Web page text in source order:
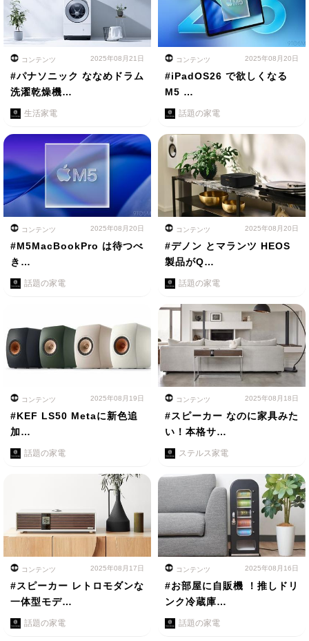
コンテンツ 2025年08月21日
#パナソニック ななめドラム
洗濯乾燥機…
生活家電
コンテンツ 2025年08月20日
#iPadOS26 で欲しくなる
M5 …
話題の家電
コンテンツ 2025年08月20日
#M5MacBookPro は待つべ
き…
話題の家電
コンテンツ 2025年08月20日
#デノン とマランツ HEOS
製品がQ…
話題の家電
コンテンツ 2025年08月19日
#KEF LS50 Metaに新色追
加…
話題の家電
コンテンツ 2025年08月18日
#スピーカー なのに家具みた
い！本格サ…
ステルス家電
コンテンツ 2025年08月17日
#スピーカー レトロモダンな
一体型モデ…
話題の家電
コンテンツ 2025年08月16日
#お部屋に自販機 ！推しドリ
ンク冷蔵庫…
話題の家電